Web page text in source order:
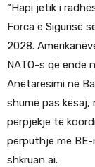
“Hapi jetik i
Forca e Sigurisë
2028.
NATO-s që ende
Anëtarësimi në
shumë pas kësaj,
përpjekje të
përputhje me
shkruan ai.